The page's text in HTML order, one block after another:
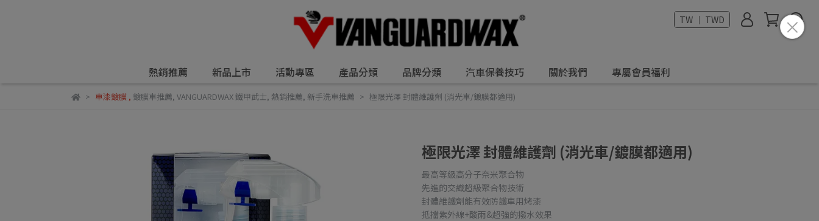
TW ｜ TWD
熱銷推薦 新品上市 活動專區 產品分類 品牌分類 汽車保養技巧 關於我們 專屬會員福利
車漆鍍膜, 鍍膜車推薦, VANGUARDWAX 鐵甲武士, 熱銷推薦, 新手洗車推薦 極限光澤 封體維護劑 (消光車/鍍膜都適用)
極限光澤 封體維護劑 (消光車/鍍膜都適用)
最高等級高分子奈米聚合物
先進的交織超級聚合物技術
封體維護劑能有效防護車用烤漆
抵擋紫外線+酸雨&超強的撥水效果